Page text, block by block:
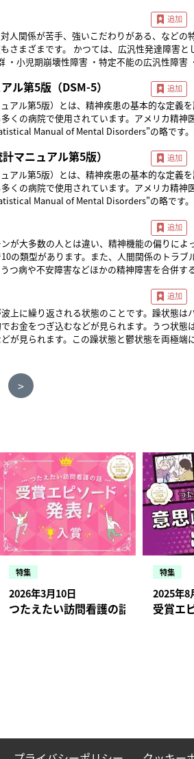
広汎性障害）が「ASD：自閉スペクトラム症
。現在では広汎性発達障害と自閉スペクトラ
といえます。 監修： とよだクリニック院長 豊田 早苗
人関係が苦手、強いこだわりがある、などの
発達障害として細かく分類さ
・小児期崩壊性障害 ・特定不能の広汎性障害
広汎性障害）が「ASD：自閉スペクトラム症
す。現在では広汎性発達障害と自閉スペクト
いえます。 監修： とよだクリニック院長 豊田 早苗
ル第5版（DSM-5）
アル第5版）とは、精神疾患の基本的な定義
くの病院で使用されています。アメリカ精神
Manual of Mental Disorders"の略です
迫症および関連症群などのカテゴリーに分か
ム障害（ASD）やコミュニケーション障害群
リニック院長 豊田 早苗
マニュアル第5版）
アル第5版）とは、精神疾患の基本的な定義
くの病院で使用されています。アメリカ精神
Manual of Mental Disorders"の略です
迫症および関連症群などのカテゴリーに分か
ム障害（ASD）やコミュニケーション障害群
リニック院長 豊田 早苗
が大多数の人とは違い、精神機能の偏りによ
の類型があります。また、人間関係のトラブ
つ病や不安障害などほかの精神障害を合併す
に精神状態が大きく変化するため、治療によ
が高いことが近年の研究で示されています。 監修： とよだクリニック院長 豊
上に繰り返される状態のことです。躁状態は
お金をつぎ込むなどが見られます。うつ状態
見られます。この躁状態と鬱状態を両極端に
>
告のタイミングとは
から食べられませんか？」と相談さ
特集
2026年3月10日
つたえたい訪問看護の話 受賞エピソ
特集
2025年8
受賞エ